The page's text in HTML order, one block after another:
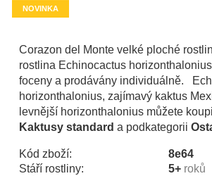
NOVINKA
Corazon del Monte velké ploché
rostlina Echinocactus
foceny a prodávány individuálně.
horizonthalonius, zajímavý kaktus
levnější horizonthalonius můžete
Kaktusy standard a podkategorii
Kód zboží:
8e64
Stáří rostliny:
5+ roků